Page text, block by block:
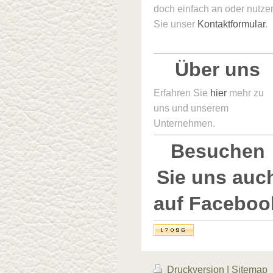
doch einfach an oder
Sie unser Kontaktformular.
Über uns
Erfahren Sie hier mehr zu
uns und unserem
Unternehmen.
Besuchen
Sie uns
auf
Druckversion Sitemap